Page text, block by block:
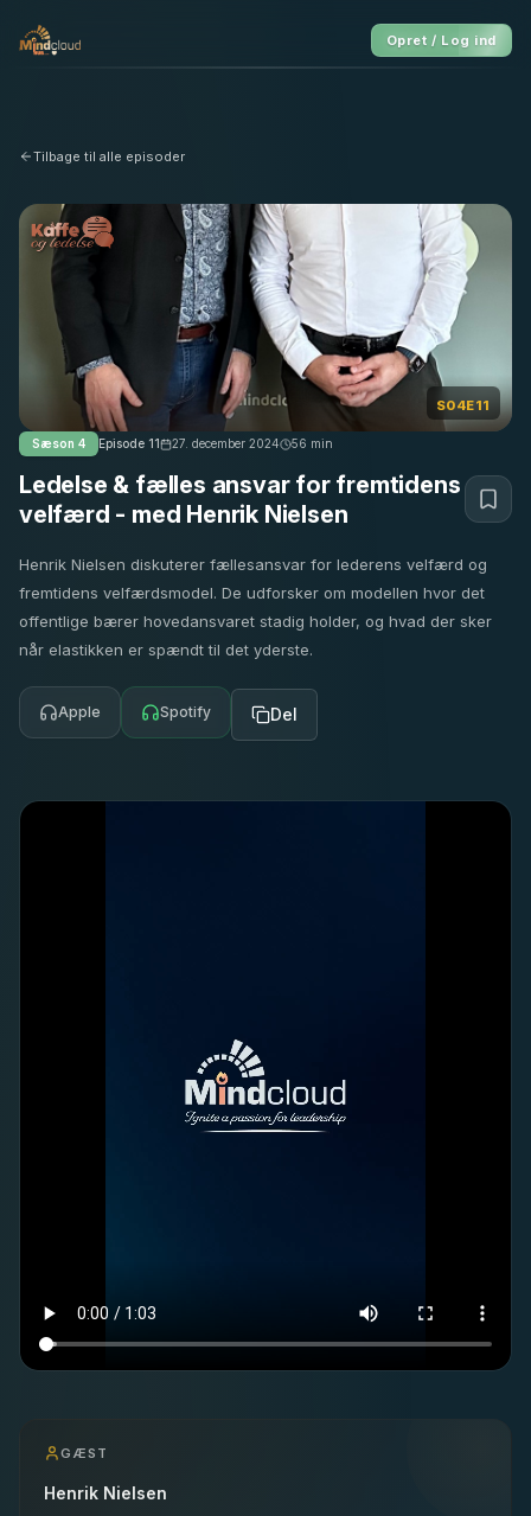
Opret / Log ind
Tilbage til alle episoder
S04E11
Sæson 4 Episode 11 27. december 2024 56 min
Ledelse & fælles ansvar for fremtidens
velfærd - med Henrik Nielsen
Henrik Nielsen diskuterer fællesansvar for lederens velfærd og
fremtidens velfærdsmodel. De udforsker om modellen hvor det
offentlige bærer hovedansvaret stadig holder, og hvad der sker
når elastikken er spændt til det yderste.
Apple Spotify Del
GÆST
Henrik Nielsen